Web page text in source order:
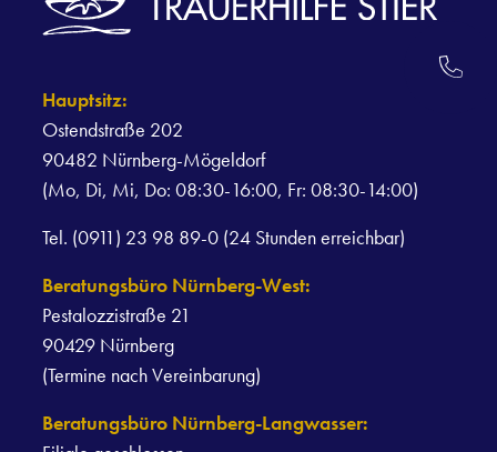
Aktuelle Nachrichten
Stellenangebote
Hauptsitz:
Ostendstraße 202
90482 Nürnberg-Mögeldorf
(Mo, Di, Mi, Do: 08:30-16:00, Fr: 08:30-14:00)
Tel. (0911) 23 98 89-0 (24 Stunden erreichbar)
Beratungsbüro Nürnberg-West:
Pestalozzistraße 21
90429 Nürnberg
(Termine nach Vereinbarung)
Beratungsbüro Nürnberg-Langwasser: